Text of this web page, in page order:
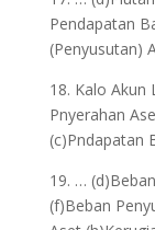
Pendapatan
(Penyusutan)
18. Kalo Akun
Pnyerahan
(c)Pndapatan
19. …
(f)Beban